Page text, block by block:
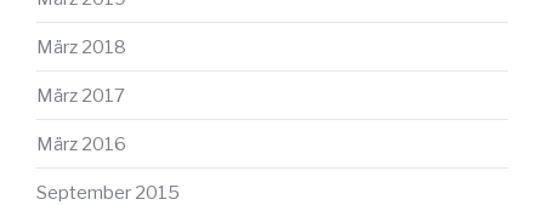
März 2018
März 2017
März 2016
September 2015